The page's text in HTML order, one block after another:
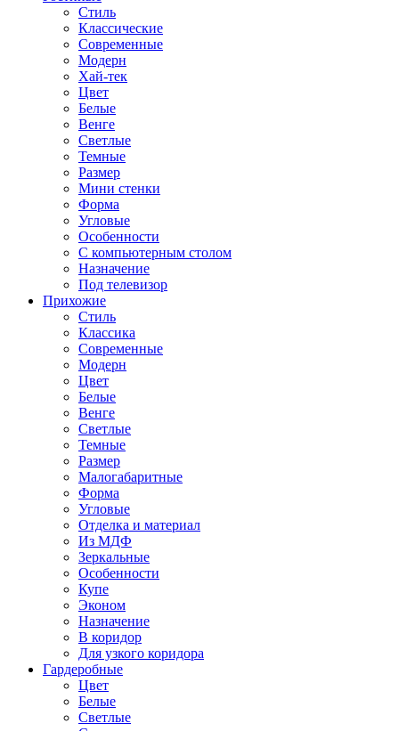
Стиль
Классические
Современные
Модерн
Хай-тек
Цвет
Белые
Венге
Светлые
Темные
Размер
Мини стенки
Форма
Угловые
Особенности
С компьютерным столом
Назначение
Под телевизор
Прихожие
Стиль
Классика
Современные
Модерн
Цвет
Белые
Венге
Светлые
Темные
Размер
Малогабаритные
Форма
Угловые
Отделка и материал
Из МДФ
Зеркальные
Особенности
Купе
Эконом
Назначение
В коридор
Для узкого коридора
Гардеробные
Цвет
Белые
Светлые